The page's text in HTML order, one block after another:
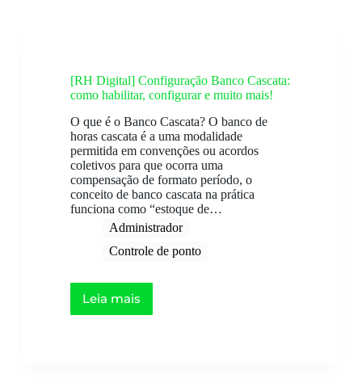
[RH Digital] Configuração Banco Cascata:
como habilitar, configurar e muito mais!
O que é o Banco Cascata? O banco de
horas cascata é a uma modalidade
permitida em convenções ou acordos
coletivos para que ocorra uma
compensação de formato período, o
conceito de banco cascata na prática
funciona como “estoque de…
Administrador
Controle de ponto
Leia mais